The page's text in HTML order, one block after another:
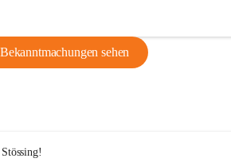
sehen